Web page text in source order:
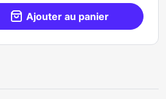
Ajouter au panier